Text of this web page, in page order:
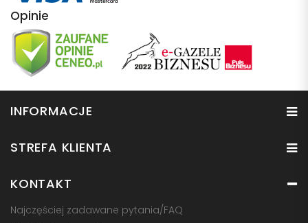
Opinie
INFORMACJE
STREFA KLIENTA
KONTAKT
Najczęściej zadawane pytania/FAQ